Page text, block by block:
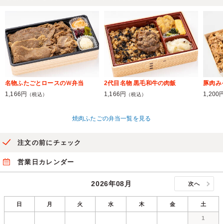
名物ふたごとロースのＷ弁当
1,166円
（税込）
2代目名物 黒毛和牛の肉飯
1,166円
（税込）
豚肉み
1,200
焼肉ふたごの弁当一覧を見る
注文の前にチェック
営業日カレンダー
2026年08月 次へ
日 月 火 水 木 金 土
1